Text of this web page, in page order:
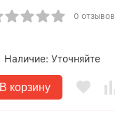
0 отзывов
Наличие: Уточняйте
В корзину